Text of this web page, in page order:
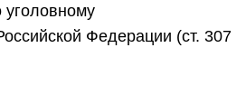
уголовному
Федерации (ст. 307